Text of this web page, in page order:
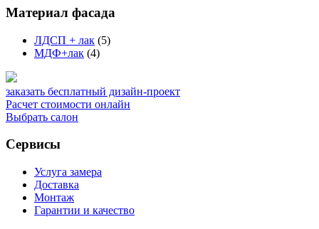
Материал фасада
ЛДСП + лак (5)
МДФ+лак (4)
заказать бесплатный дизайн-проект
Расчет стоимости онлайн
Выбрать салон
Сервисы
Услуга замера
Доставка
Монтаж
Гарантии и качество